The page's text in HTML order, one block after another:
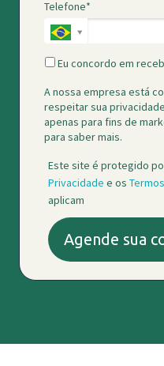
Telefone*
Eu concordo em
A nossa empresa está
respeitar sua
apenas para fins de
para saber mais.
Este site é protegido
Privacidade e os
aplicam
Agende sua